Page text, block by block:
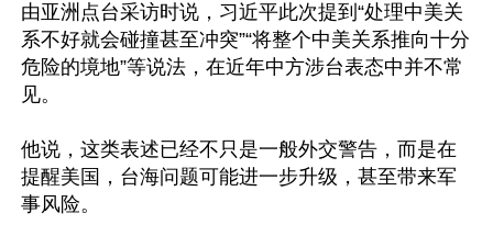
由亚洲点台采访时说，习近平此次提到“处理中美关
系不好就会碰撞甚至冲突”“将整个中美关系推向十分
危险的境地”等说法，在近年中方涉台表态中并不常
见。
他说，这类表述已经不只是一般外交警告，而是在
提醒美国，台海问题可能进一步升级，甚至带来军
事风险。